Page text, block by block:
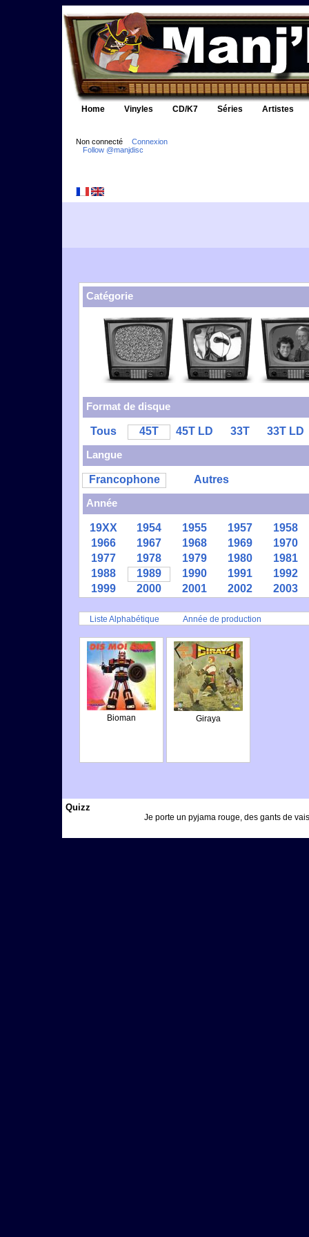
Home Vinyles CD/K7 Séries Artistes
Non connecté
Connexion
Follow @manjdisc
Catégorie
Format de disque
Tous 45T 45T LD 33T
33T LD
Langue
Francophone
Autres
Année
19XX 1954 1955 1957
1958
1966
1967 1968 1969
1970
1977
1978 1979 1980
1981
1988
1989 1990 1991
1992
1999
2000 2001 2002 2003
Liste Alphabétique Année de production
Bioman Giraya
Quizz
Je porte un pyjama rouge, des gants de